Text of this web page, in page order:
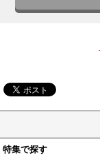
特集で探す